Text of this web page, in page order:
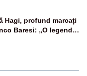
Hagi, profund marcați
Baresi: „O legendă